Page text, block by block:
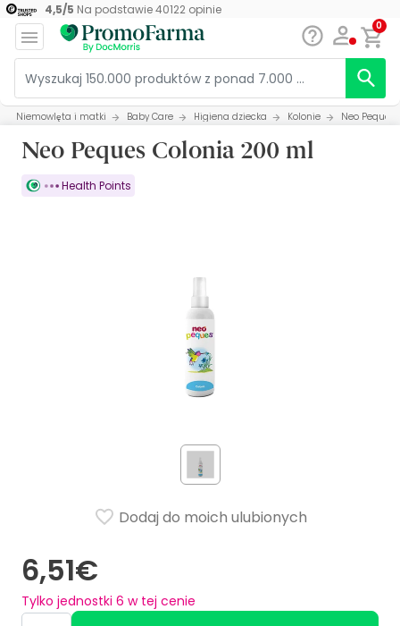
4,5/5 Na podstawie40122opinie
0
Niemowlęta i matki Baby Care Higiena dziecka Kolonie Neo
Neo Peques Colonia 200 ml
Health Points
6,51€
Tylko jednostki 6 w tej cenie
Dodaj do moich ulubionych